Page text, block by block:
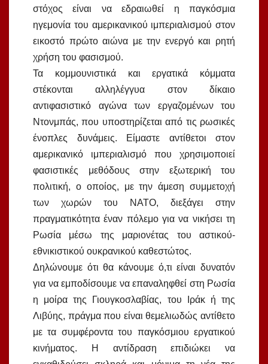
στόχος είναι να εδραιωθεί η παγκόσμια
ηγεμονία του αμερικανικού ιμπεριαλισμού στον
εικοστό πρώτο αιώνα με την ενεργό και ρητή
χρήση του φασισμού.
Τα κομμουνιστικά και εργατικά κόμματα
στέκονται αλληλέγγυα στον δίκαιο
αντιφασιστικό αγώνα των εργαζομένων του
Ντονμπάς, που υποστηρίζεται από τις ρωσικές
ένοπλες δυνάμεις. Είμαστε αντίθετοι στον
αμερικανικό ιμπεριαλισμό που χρησιμοποιεί
φασιστικές μεθόδους στην εξωτερική του
πολιτική, ο οποίος, με την άμεση συμμετοχή
των χωρών του ΝΑΤΟ, διεξάγει στην
πραγματικότητα έναν πόλεμο για να νικήσει τη
Ρωσία μέσω της μαριονέτας του αστικού-
εθνικιστικού ουκρανικού καθεστώτος.
Δηλώνουμε ότι θα κάνουμε ό,τι είναι δυνατόν
για να εμποδίσουμε να επαναληφθεί στη Ρωσία
η μοίρα της Γιουγκοσλαβίας, του Ιράκ ή της
Λιβύης, πράγμα που είναι θεμελιωδώς αντίθετο
με τα συμφέροντα του παγκόσμιου εργατικού
κινήματος. Η αντίδραση επιδιώκει να